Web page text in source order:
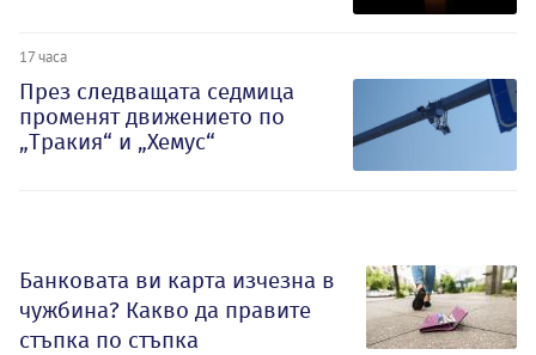
17 часа
През следващата седмица
променят движението по
„Тракия“ и „Хемус“
Банковата ви карта изчезна в
чужбина? Какво да правите
стъпка по стъпка